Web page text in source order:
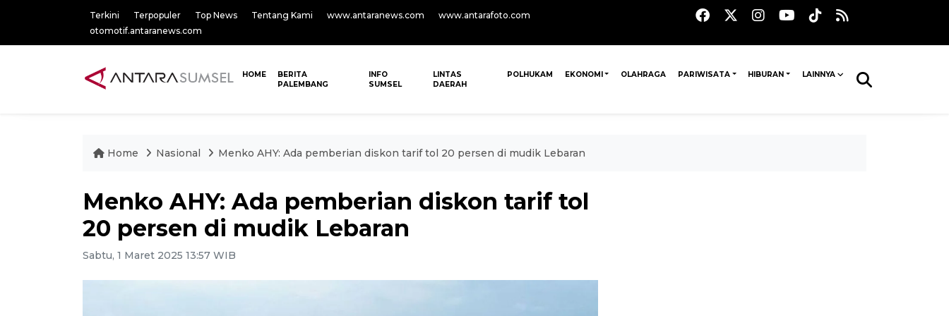
Terkini Terpopuler Top News Tentang Kami www.antaranews.com
www.antarafoto.com
otomotif.antaranews.com
HOME
BERITA
PALEMBANG
INFO
SUMSEL
LINTAS
DAERAH
POLHUKAM EKONOMI OLAHRAGA PARIWISATA HIBURAN LAINNYA
Home Nasional Menko AHY: Ada pemberian diskon tarif tol 20 persen di mudik Lebaran
Menko AHY: Ada pemberian diskon tarif tol
20 persen di mudik Lebaran
Sabtu, 1 Maret 2025 13:57 WIB